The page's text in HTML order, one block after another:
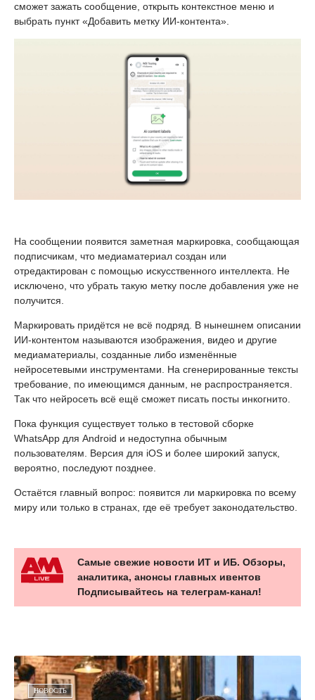
сможет зажать сообщение, открыть контекстное меню и
выбрать пункт «Добавить метку ИИ-контента».
На сообщении появится заметная маркировка, сообщающая
подписчикам, что медиаматериал создан или
отредактирован с помощью искусственного интеллекта. Не
исключено, что убрать такую метку после добавления уже не
получится.
Маркировать придётся не всё подряд. В нынешнем описании
ИИ-контентом называются изображения, видео и другие
медиаматериалы, созданные либо изменённые
нейросетевыми инструментами. На сгенерированные тексты
требование, по имеющимся данным, не распространяется.
Так что нейросеть всё ещё сможет писать посты инкогнито.
Пока функция существует только в тестовой сборке
WhatsApp для Android и недоступна обычным
пользователям. Версия для iOS и более широкий запуск,
вероятно, последуют позднее.
Остаётся главный вопрос: появится ли маркировка по всему
миру или только в странах, где её требует законодательство.
Самые свежие новости ИТ и ИБ. Обзоры,
аналитика, анонсы главных ивентов
Подписывайтесь на телеграм-канал!
НОВОСТЬ